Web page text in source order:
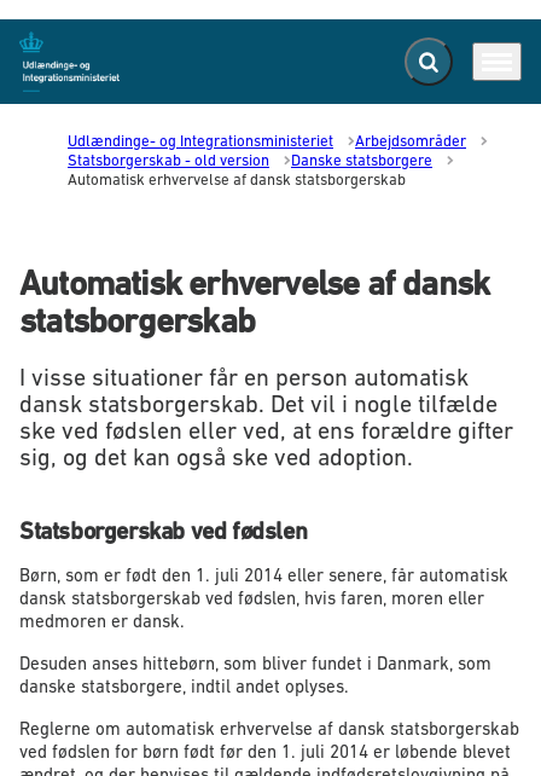
Gå til forsiden Fold søgefelt ud
Udlændinge- og Integrationsministeriet
Arbejdsområder
Statsborgerskab - old version
Danske statsborgere
Automatisk erhvervelse af dansk statsborgerskab
Automatisk erhvervelse af dansk
statsborgerskab
I visse situationer får en person automatisk
dansk statsborgerskab. Det vil i nogle tilfælde
ske ved fødslen eller ved, at ens forældre gifter
sig, og det kan også ske ved adoption.
Statsborgerskab ved fødslen
Børn, som er født den 1. juli 2014 eller senere, får automatisk
dansk statsborgerskab ved fødslen, hvis faren, moren eller
medmoren er dansk.
Desuden anses hittebørn, som bliver fundet i Danmark, som
danske statsborgere, indtil andet oplyses.
Reglerne om automatisk erhvervelse af dansk statsborgerskab
ved fødslen for børn født før den 1. juli 2014 er løbende blevet